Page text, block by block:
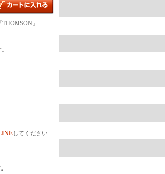
』
してください